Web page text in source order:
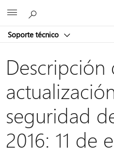
Soporte técnico
Descripción
seguridad
2016: 11 de